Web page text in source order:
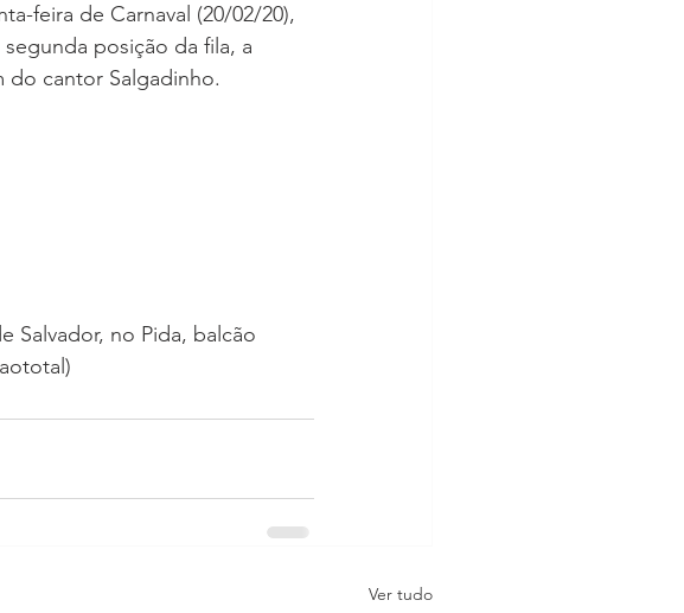
feira de Carnaval (20/02/20),
posição da fila, a
do cantor Salgadinho.
Salvador, no Pida, balcão
Ver tudo